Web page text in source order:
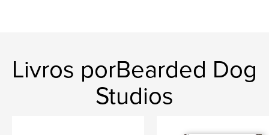
Livros porBearded Dog
Studios